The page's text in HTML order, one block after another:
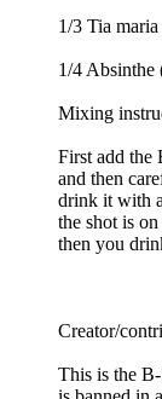
1/3 Tia maria
1/4 Absinthe
Mixing
First add the
and then
drink it with
the shot is
then you
Creator/
This is the